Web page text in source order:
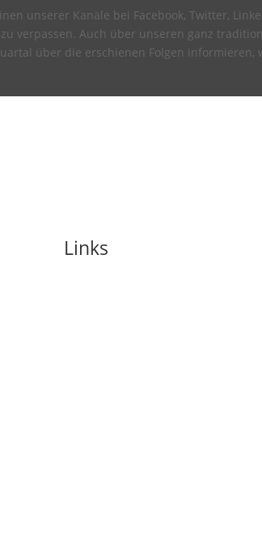
unserer Kanäle bei Facebook, Twitter,
verpassen. Auch über unseren ganz
über die erschienen Folgen informieren,
Links